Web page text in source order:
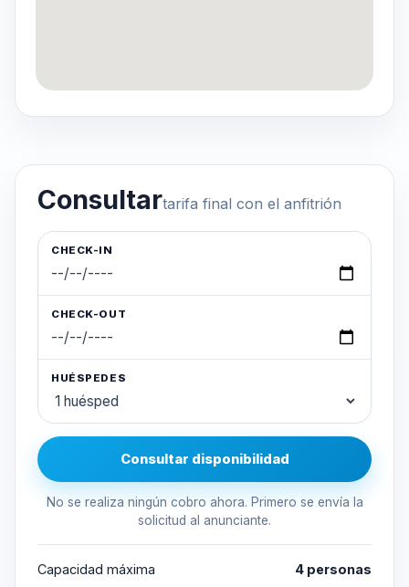
Consultartarifa final con el anfitrión
CHECK-IN
CHECK-OUT
HUÉSPEDES
Consultar disponibilidad
No se realiza ningún cobro ahora. Primero se envía la
solicitud al anunciante.
Capacidad máxima
4 personas